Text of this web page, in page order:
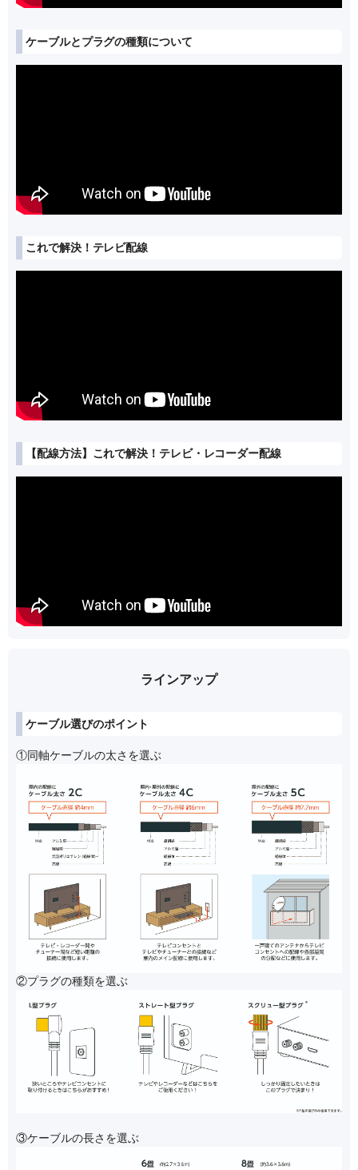
ケーブルとプラグの種類について
これで解決！テレビ配線
【配線方法】これで解決！テレビ・レコーダー配線
ラインアップ
ケーブル選びのポイント
①同軸ケーブルの太さを選ぶ
②プラグの種類を選ぶ
③ケーブルの長さを選ぶ